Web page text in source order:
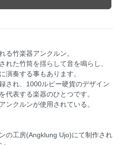
る竹楽器アンクルン。
れた竹筒を揺らして音を鳴らし、
演奏する事もあります。
され、1000ルピー硬貨のデザイン
代表する楽器のひとつです。
ンクルンが使用されている。
の工房(Angklung Ujo)にて制作され